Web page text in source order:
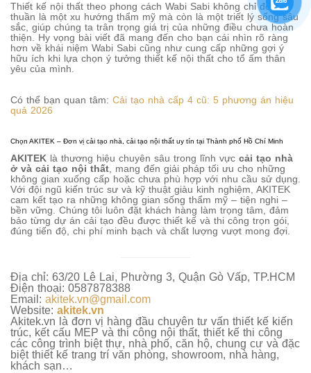
Thiết kế nội thất theo phong cách Wabi Sabi không chỉ đơn
thuần là một xu hướng thẩm mỹ mà còn là một triết lý sống sâu
sắc, giúp chúng ta trân trọng giá trị của những điều chưa hoàn
thiện. Hy vọng bài viết đã mang đến cho bạn cái nhìn rõ ràng
hơn về khái niệm Wabi Sabi cũng như cung cấp những gợi ý
hữu ích khi lựa chọn ý tưởng thiết kế nội thất cho tổ ấm thân
yêu của mình.
Có thể bạn quan tâm: Cải tạo nhà cấp 4 cũ: 5 phương án hiệu
quả 2026
Chọn AKITEK – Đơn vị cải tạo nhà, cải tạo nội thất uy tín tại Thành phố Hồ Chí Minh
AKITEK là thương hiệu chuyên sâu trong lĩnh vực cải tạo nhà
ở và cải tạo nội thất, mang đến giải pháp tối ưu cho những
không gian xuống cấp hoặc chưa phù hợp với nhu cầu sử dụng.
Với đội ngũ kiến trúc sư và kỹ thuật giàu kinh nghiệm, AKITEK
cam kết tạo ra những không gian sống thẩm mỹ – tiện nghi –
bền vững. Chúng tôi luôn đặt khách hàng làm trọng tâm, đảm
bảo từng dự án cải tạo đều được thiết kế và thi công trọn gói,
đúng tiến độ, chi phí minh bạch và chất lượng vượt mong đợi.
Địa chỉ: 63/20 Lê Lai, Phường 3, Quận Gò Vấp, TP.HCM
Điện thoại: 0587878388
Email: akitek.vn@gmail.com
Website: akitek.vn
Akitek.vn là đơn vị hàng đầu chuyên tư vấn thiết kế kiến
trúc, kết cấu MEP và thi công nội thất, thiết kế thi công
các công trình biệt thự, nhà phố, căn hộ, chung cư và đặc
biệt thiết kế trang trí văn phòng, showroom, nhà hàng,
khách sạn…